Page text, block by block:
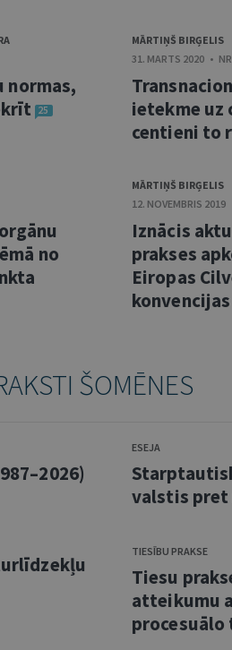
normas,
25
MĀRTIŅŠ BIRĢELIS
31. MARTS 2020 •
ietekme uz
centieni to
no
MĀRTIŅŠ BIRĢELIS
12. NOVEMBRIS
Iznācis
prakses
Eiropas
ŠOMĒNES
ESEJA
valstis
TIESĪBU PRAKSE
Tiesu
atteikumu
procesuālo